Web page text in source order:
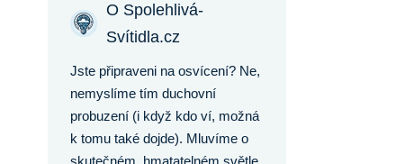
O Spolehlivá-
Svítidla.cz
Jste připraveni na osvícení? Ne,
nemyslíme tím duchovní
probuzení (i když kdo ví, možná
k tomu také dojde). Mluvíme o
skutečném, hmatatelném světle,